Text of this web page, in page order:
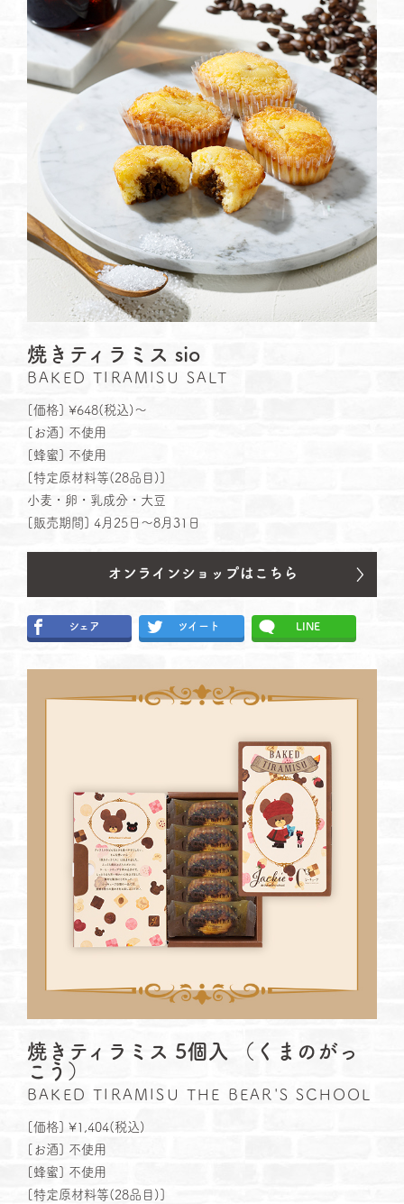
焼きティラミス sio
BAKED TIRAMISU SALT
[価格] ¥648(税込)～
[お酒] 不使⽤
[蜂蜜] 不使⽤
[特定原材料等(28品⽬)]
小麦・卵・乳成分・大豆
[販売期間] 4月25日～8月31日
シェア ツイート LINE
焼きティラミス 5個入 （くまのがっ
こう）
BAKED TIRAMISU THE BEAR'S SCHOOL
[価格] ¥1,404(税込)
[お酒] 不使⽤
[蜂蜜] 不使⽤
[特定原材料等(28品⽬)]